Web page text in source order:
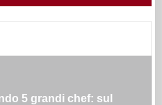
5 grandi chef: sul